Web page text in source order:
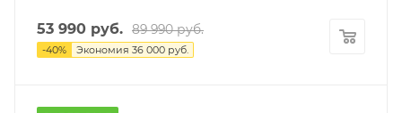
53 990 руб. 89 990руб.
-40% Экономия 36 000 руб.